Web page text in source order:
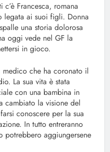
Francesca, romana
legata ai suoi figli. Donna
una storia dolorosa
oggi vede nel GF la
in gioco.
che ha coronato il
La sua vita è stata
con una bambina in
cambiato la visione del
conoscere per la sua
In tutto entreranno
aggiungersene